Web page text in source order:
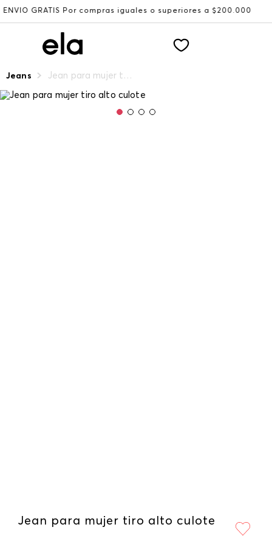
Por compras iguales o superiores a $200.000 Recibe:
Jeans Jean para mujer tiro alto culote
Jean para mujer tiro alto culote